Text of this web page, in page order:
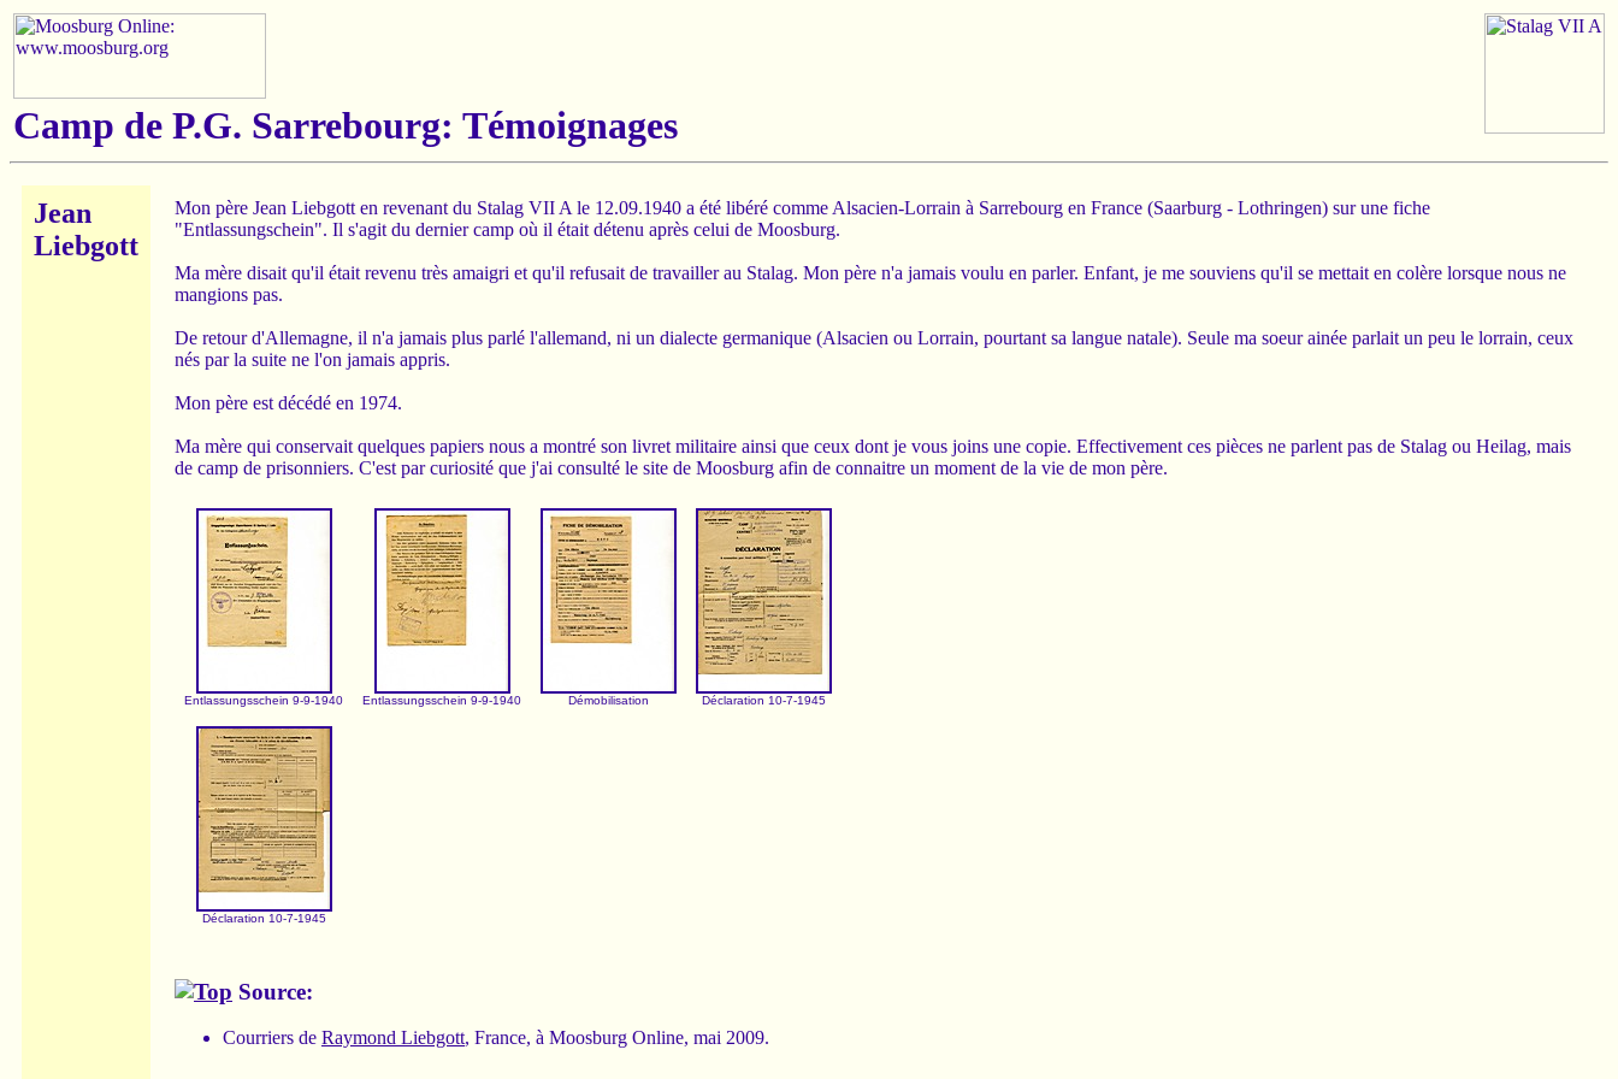
Camp de P.G. Sarrebourg: Témoignages
Jean
Liebgott
Mon père Jean Liebgott en revenant du Stalag VII A le 12.09.1940 a été libéré comme Alsacien-Lorrain à Sarrebourg en France (Saarburg - Lothringen) sur une fiche
"Entlassungschein". Il s'agit du dernier camp où il était détenu après celui de Moosburg.
Ma mère disait qu'il était revenu très amaigri et qu'il refusait de travailler au Stalag. Mon père n'a jamais voulu en parler. Enfant, je me souviens qu'il se mettait en colère lorsque nous ne
mangions pas.
De retour d'Allemagne, il n'a jamais plus parlé l'allemand, ni un dialecte germanique (Alsacien ou Lorrain, pourtant sa langue natale). Seule ma soeur ainée parlait un peu le lorrain, ceux
nés par la suite ne l'on jamais appris.
Mon père est décédé en 1974.
Ma mère qui conservait quelques papiers nous a montré son livret militaire ainsi que ceux dont je vous joins une copie. Effectivement ces pièces ne parlent pas de Stalag ou Heilag, mais
de camp de prisonniers. C'est par curiosité que j'ai consulté le site de Moosburg afin de connaitre un moment de la vie de mon père.
Entlassungsschein 9-9-1940 Entlassungsschein 9-9-1940 Démobilisation Déclaration 10-7-1945
Déclaration 10-7-1945
Source:
Courriers de Raymond Liebgott, France, à Moosburg Online, mai 2009.